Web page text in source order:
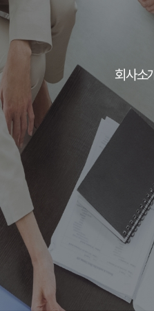
회사소